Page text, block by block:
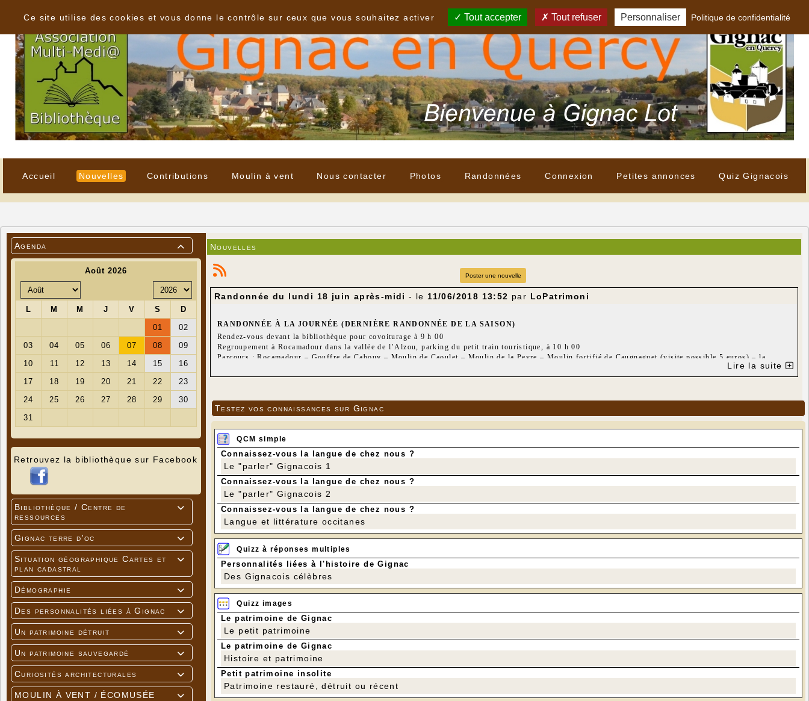
Accueil Nouvelles Contributions Moulin à vent Nous contacter Photos Randonnées Connexion Petites annonces Quiz Gignacois

Agenda
Retrouvez la bibliothèque sur Facebook

Bibliothèque / Centre de
ressources

Gignac terre d'oc

Situation géographique Cartes et
plan cadastral

Démographie

Des personnalités liées à Gignac

Un patrimoine détruit

Un patrimoine sauvegardé

Curiosités architecturales

MOULIN À VENT / ÉCOMUSÉE
Nouvelles
Poster une nouvelle
Randonnée du lundi 18 juin après-midi - le 11/06/2018 13:52 par LoPatrimoni
RANDONNÉE À LA JOURNÉE (DERNIÈRE RANDONNÉE DE LA SAISON)
Rendez-vous devant la bibliothèque pour covoiturage à 9 h 00
Regroupement à Rocamadour dans la vallée de l’Alzou, parking du petit train touristique, à 10 h 00
Parcours : Rocamadour – Gouffre de Cabouy – Moulin de Caoulet – Moulin de la Peyre – Moulin fortifié de Caugnaguet (visite possible 5 euros) – la
Quartier libre pour la visite de Rocamadour
Lire la suite
Testez vos connaissances sur Gignac
QCM simple
Connaissez-vous la langue de chez nous ?
Le "parler" Gignacois 1
Connaissez-vous la langue de chez nous ?
Le "parler" Gignacois 2
Connaissez-vous la langue de chez nous ?
Langue et littérature occitanes
Quizz à réponses multiples
Personnalités liées à l'histoire de Gignac
Des Gignacois célèbres
Quizz images
Le patrimoine de Gignac
Le petit patrimoine
Le patrimoine de Gignac
Histoire et patrimoine
Petit patrimoine insolite
Patrimoine restauré, détruit ou récent
Ce site utilise des cookies et vous donne le contrôle sur ceux que vous souhaitez activer
Tout accepter Tout refuser Personnaliser Politique de confidentialité